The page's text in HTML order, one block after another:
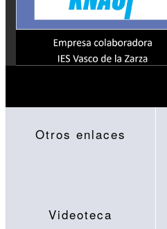
Otros enlaces
Videoteca